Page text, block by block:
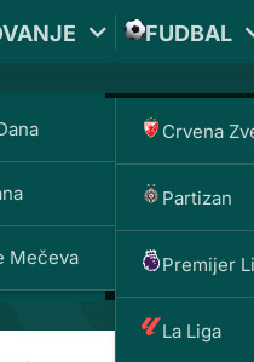
Mečeva
FUDBAL
Crvena
Partizan
Premijer
La Liga